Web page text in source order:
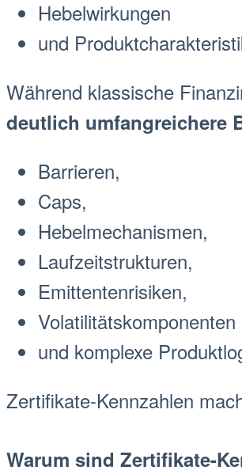
Hebelwirkungen
und
Während klassische
deutlich umfangreichere
Barrieren,
Caps,
Hebelmechanismen,
Laufzeitstrukturen,
Emittentenrisiken,
Volatilitätskomponenten
und komplexe
Zertifikate-Kennzahlen
Warum sind Zertifikate-